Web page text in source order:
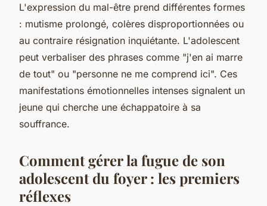
L'expression du mal-être prend différentes formes
: mutisme prolongé, colères disproportionnées ou
au contraire résignation inquiétante. L'adolescent
peut verbaliser des phrases comme "j'en ai marre
de tout" ou "personne ne me comprend ici". Ces
manifestations émotionnelles intenses signalent un
jeune qui cherche une échappatoire à sa
souffrance.
Comment gérer la fugue de son
adolescent du foyer : les premiers
réflexes